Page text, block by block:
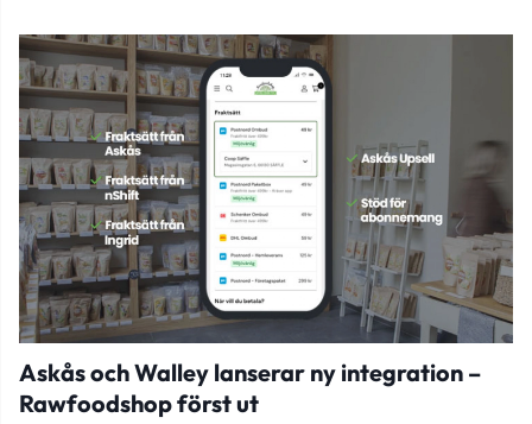
Askås och Walley lanserar ny integration –
Rawfoodshop först ut